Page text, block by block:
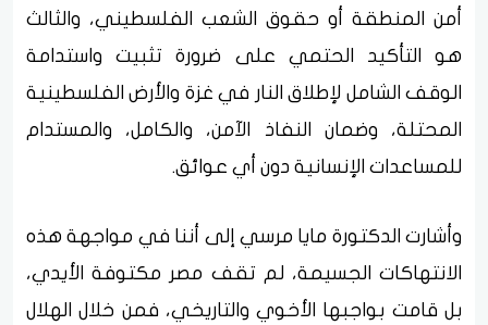
أمن المنطقة أو حقوق الشعب الفلسطيني، والثالث
هو التأكيد الحتمي على ضرورة تثبيت واستدامة
الوقف الشامل لإطلاق النار في غزة والأرض الفلسطينية
المحتلة، وضمان النفاذ الآمن، والكامل، والمستدام
للمساعدات الإنسانية دون أي عوائق.
وأشارت الدكتورة مايا مرسي إلى أننا في مواجهة هذه
الانتهاكات الجسيمة، لم تقف مصر مكتوفة الأيدي،
بل قامت بواجبها الأخوي والتاريخي، فمن خلال الهلال